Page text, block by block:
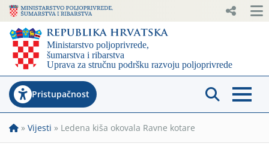
Pristupačnost
» Vijesti » Ledena kiša okovala Ravne kotare